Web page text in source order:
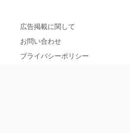
広告掲載に関して
お問い合わせ
プライバシーポリシー